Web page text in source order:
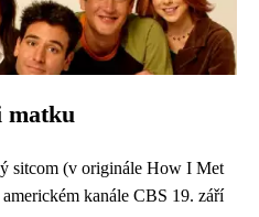
matku
sitcom (v originále How I Met
kanále CBS 19. září